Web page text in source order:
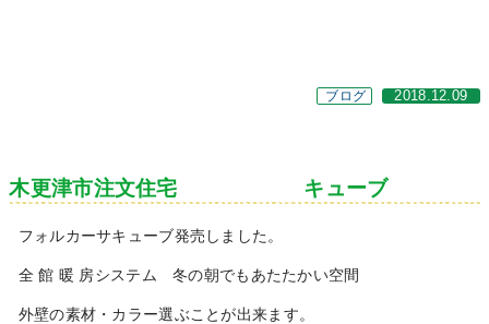
ブログ 2018.12.09
木更津市注文住宅 キューブ
フォルカーサキューブ発売しました。
全 館 暖 房システム 冬の朝でもあたたかい空間
外壁の素材・カラー選ぶことが出来ます。